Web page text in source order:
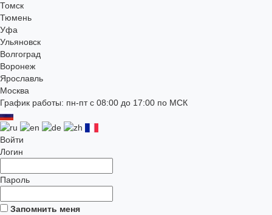
Томск
Тюмень
Уфа
Ульяновск
Волгоград
Воронеж
Ярославль
Москва
График работы: пн-пт с 08:00 до 17:00 по МСК
Войти
Логин
Пароль
Запомнить меня